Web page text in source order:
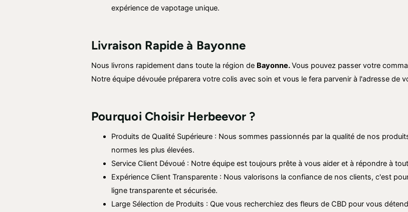
expérience de vapotage unique.
Livraison Rapide à Bayonne
Nous livrons rapidement dans toute la région de Bayonne.Vous pouvez passer votre
Notre équipe dévouée préparera votre colis avec soin et vous le fera parvenir à l'adresse de
Pourquoi Choisir Herbeevor ?
Produits de Qualité Supérieure : Nous sommes passionnés par la qualité de nos
normes les plus élevées.
Service Client Dévoué : Notre équipe est toujours prête à vous aider et à répondre à
Expérience Client Transparente : Nous valorisons la confiance de nos clients, c'est
ligne transparente et sécurisée.
Large Sélection de Produits : Que vous recherchiez des fleurs de CBD pour vous